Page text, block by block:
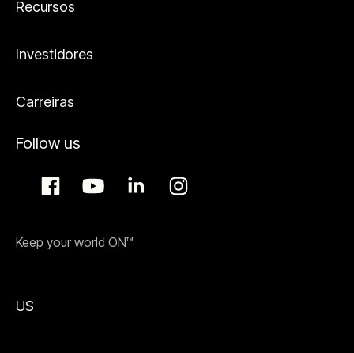
Recursos
Investidores
Carreiras
Follow us
Keep your world ON™
US